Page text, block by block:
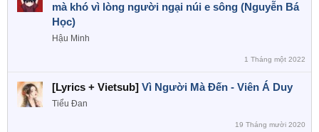
mà khó vì lòng người ngại núi e sông (Nguyễn Bá
Học)
Hậu Minh
1 Tháng một 2022
[Lyrics + Vietsub] Vì Người Mà Đến - Viên Á Duy
Tiểu Đan
19 Tháng mười 2020